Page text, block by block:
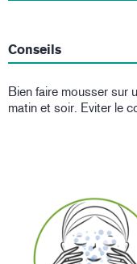
Conseils
Bien faire mousser sur
matin et soir. Eviter le